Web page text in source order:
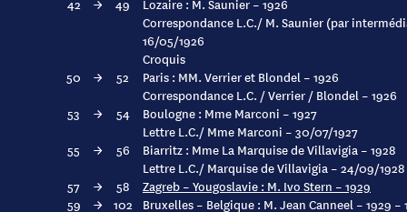
42
→ 49
Lozaire : M. Saunier – 1926
Correspondance L.C./ M. Saunier (par
16/05/1926
Croquis
50
→ 52
Paris : MM. Verrier et Blondel – 1926
Correspondance L.C. / Verrier / Blondel – 1926
53
→ 54
Boulogne : Mme Marconi – 1927
Lettre L.C./ Mme Marconi – 30/07/1927
55
→ 56
Biarritz : Mme La Marquise de Villavigia – 1928
Lettre L.C./ Marquise de Villavigia – 24/09/1928
57
→ 58
Zagreb – Yougoslavie : M. Ivo Stern – 1929
59
→ 102
Bruxelles – Belgique : M. Jean Canneel – 1929 –